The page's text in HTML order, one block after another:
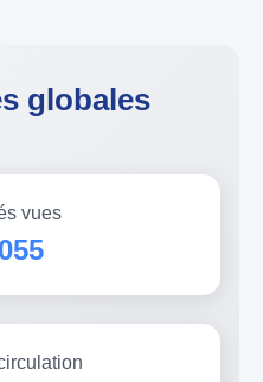
globales
vues